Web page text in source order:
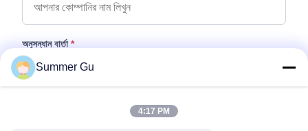
অনুসন্ধান বার্তা *
Summer Gu
4:17 PM